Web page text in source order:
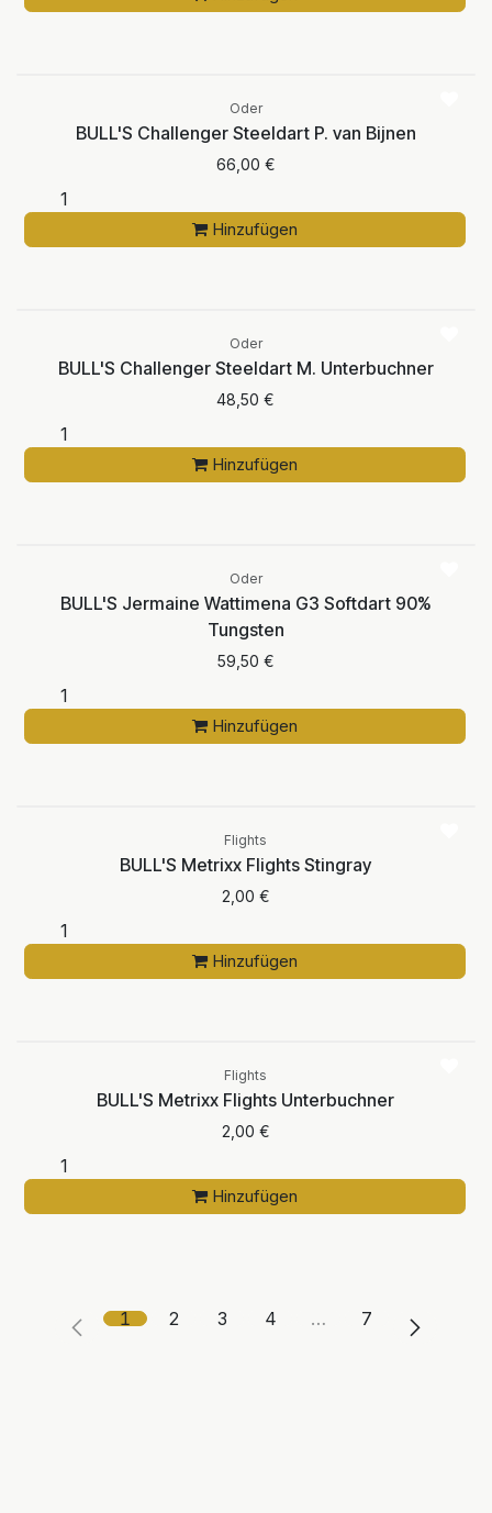
Oder
BULL'S Challenger Steeldart P. van Bijnen
66,00 €
Hinzufügen
Oder
BULL'S Challenger Steeldart M. Unterbuchner
48,50 €
Hinzufügen
Oder
BULL'S Jermaine Wattimena G3 Softdart 90%
Tungsten
59,50 €
Hinzufügen
Flights
BULL'S Metrixx Flights Stingray
2,00 €
Hinzufügen
Flights
BULL'S Metrixx Flights Unterbuchner
2,00 €
Hinzufügen
1 2 3 4 … 7